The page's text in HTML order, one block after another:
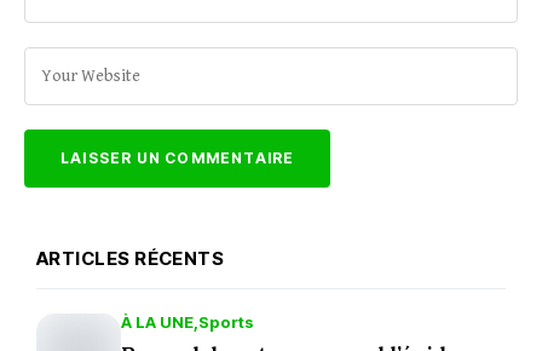
ARTICLES RÉCENTS
À LA UNE Sports